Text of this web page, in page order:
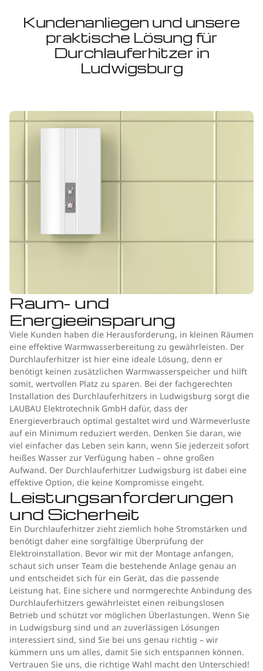
Kundenanliegen und unsere
praktische Lösung für
Durchlauferhitzer in
Ludwigsburg
Raum- und
Energieeinsparung
Viele Kunden haben die Herausforderung, in kleinen Räumen
eine effektive Warmwasserbereitung zu gewährleisten. Der
Durchlauferhitzer ist hier eine ideale Lösung, denn er
benötigt keinen zusätzlichen Warmwasserspeicher und hilft
somit, wertvollen Platz zu sparen. Bei der fachgerechten
Installation des Durchlauferhitzers in Ludwigsburg sorgt die
LAUBAU Elektrotechnik GmbH dafür, dass der
Energieverbrauch optimal gestaltet wird und Wärmeverluste
auf ein Minimum reduziert werden. Denken Sie daran, wie
viel einfacher das Leben sein kann, wenn Sie jederzeit sofort
heißes Wasser zur Verfügung haben – ohne großen
Aufwand. Der Durchlauferhitzer Ludwigsburg ist dabei eine
effektive Option, die keine Kompromisse eingeht.
Leistungsanforderungen
und Sicherheit
Ein Durchlauferhitzer zieht ziemlich hohe Stromstärken und
benötigt daher eine sorgfältige Überprüfung der
Elektroinstallation. Bevor wir mit der Montage anfangen,
schaut sich unser Team die bestehende Anlage genau an
und entscheidet sich für ein Gerät, das die passende
Leistung hat. Eine sichere und normgerechte Anbindung des
Durchlauferhitzers gewährleistet einen reibungslosen
Betrieb und schützt vor möglichen Überlastungen. Wenn Sie
in Ludwigsburg sind und an zuverlässigen Lösungen
interessiert sind, sind Sie bei uns genau richtig – wir
kümmern uns um alles, damit Sie sich entspannen können.
Vertrauen Sie uns, die richtige Wahl macht den Unterschied!